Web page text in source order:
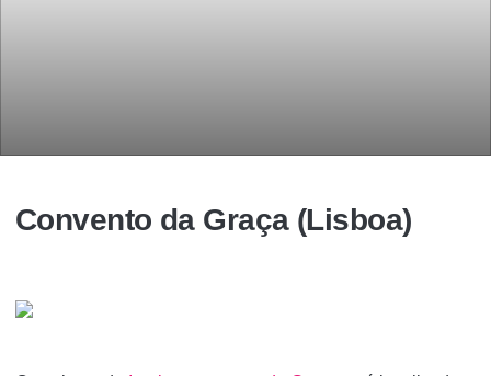
Convento da Graça (Lisboa)